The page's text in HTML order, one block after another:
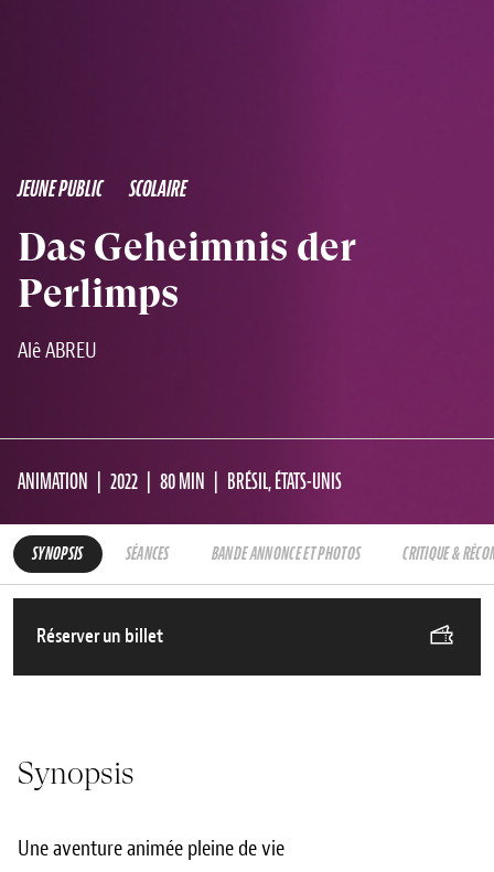
JEUNE PUBLIC SCOLAIRE
Das Geheimnis der
Perlimps
Alê ABREU
ANIMATION 2022 80 MIN BRÉSIL, ÉTATS-UNIS
SYNOPSIS SÉANCES BANDE ANNONCE ET PHOTOS CRITIQUE &
Réserver un billet
Synopsis
Une aventure animée pleine de vie